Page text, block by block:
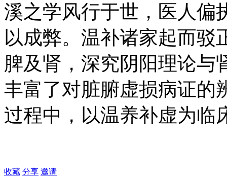
溪之学风行于世，医人偏
以成弊。温补诸家起而驳
脾及肾，深究阴阳理论与
丰富了对脏腑虚损病证的
过程中，以温养补虚为临
收藏 分享 邀请